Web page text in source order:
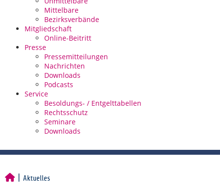
Mittelbare
Bezirksverbände
Mitgliedschaft
Online-Beitritt
Presse
Pressemitteilungen
Nachrichten
Downloads
Podcasts
Service
Besoldungs- / Entgelttabellen
Rechtsschutz
Seminare
Downloads
Aktuelles